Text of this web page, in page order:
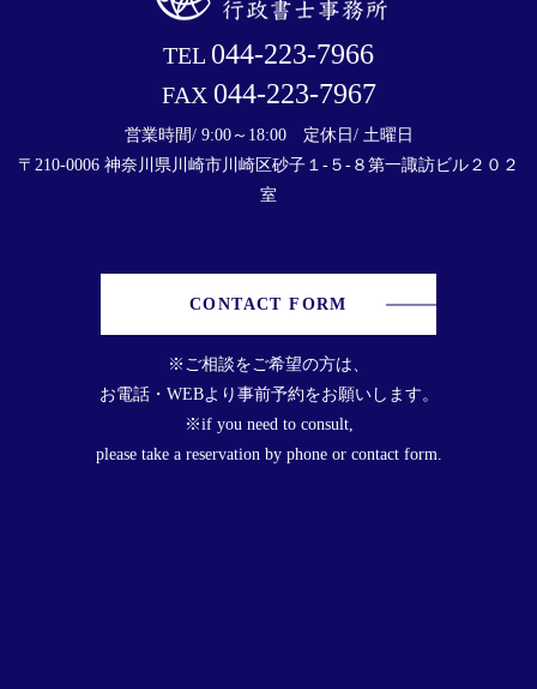
TEL 044-223-7966
FAX 044-223-7967
営業時間/ 9:00～18:00 定休日/ 土曜日
〒210-0006 神奈川県川崎市川崎区砂子１-５-８第一諏訪ビル２０２
室
CONTACT FORM
※ご相談をご希望の方は、
お電話・WEBより事前予約をお願いします。
※if you need to consult,
please take a reservation by phone or contact form.